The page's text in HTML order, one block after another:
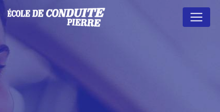
Panneau de gestion des cookies